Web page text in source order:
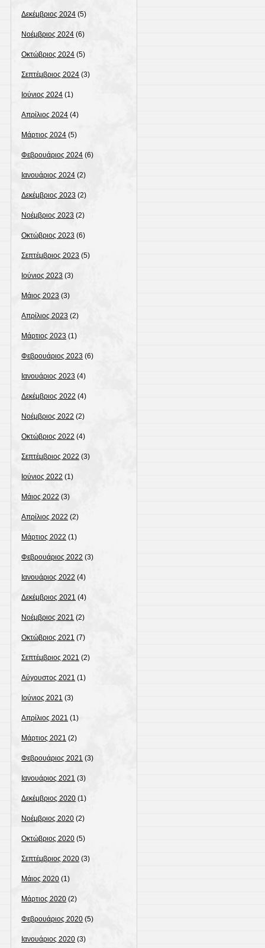
Δεκέμβριος 2024 (5)
Νοέμβριος 2024 (6)
Οκτώβριος 2024 (5)
Σεπτέμβριος 2024 (3)
Ιούνιος 2024 (1)
Απρίλιος 2024 (4)
Μάρτιος 2024 (5)
Φεβρουάριος 2024 (6)
Ιανουάριος 2024 (2)
Δεκέμβριος 2023 (2)
Νοέμβριος 2023 (2)
Οκτώβριος 2023 (6)
Σεπτέμβριος 2023 (5)
Ιούνιος 2023 (3)
Μάιος 2023 (3)
Απρίλιος 2023 (2)
Μάρτιος 2023 (1)
Φεβρουάριος 2023 (6)
Ιανουάριος 2023 (4)
Δεκέμβριος 2022 (4)
Νοέμβριος 2022 (2)
Οκτώβριος 2022 (4)
Σεπτέμβριος 2022 (3)
Ιούνιος 2022 (1)
Μάιος 2022 (3)
Απρίλιος 2022 (2)
Μάρτιος 2022 (1)
Φεβρουάριος 2022 (3)
Ιανουάριος 2022 (4)
Δεκέμβριος 2021 (4)
Νοέμβριος 2021 (2)
Οκτώβριος 2021 (7)
Σεπτέμβριος 2021 (2)
Αύγουστος 2021 (1)
Ιούνιος 2021 (3)
Απρίλιος 2021 (1)
Μάρτιος 2021 (2)
Φεβρουάριος 2021 (3)
Ιανουάριος 2021 (3)
Δεκέμβριος 2020 (1)
Νοέμβριος 2020 (2)
Οκτώβριος 2020 (5)
Σεπτέμβριος 2020 (3)
Μάιος 2020 (1)
Μάρτιος 2020 (2)
Φεβρουάριος 2020 (5)
Ιανουάριος 2020 (3)